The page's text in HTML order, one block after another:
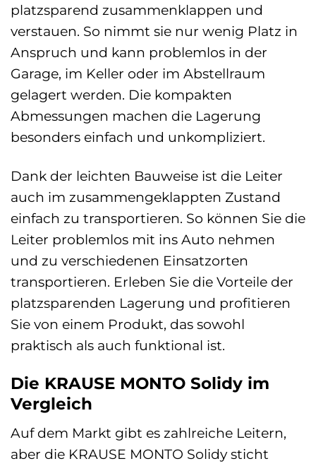
platzsparend zusammenklappen und
verstauen. So nimmt sie nur wenig Platz in
Anspruch und kann problemlos in der
Garage, im Keller oder im Abstellraum
gelagert werden. Die kompakten
Abmessungen machen die Lagerung
besonders einfach und unkompliziert.
Dank der leichten Bauweise ist die Leiter
auch im zusammengeklappten Zustand
einfach zu transportieren. So können Sie die
Leiter problemlos mit ins Auto nehmen
und zu verschiedenen Einsatzorten
transportieren. Erleben Sie die Vorteile der
platzsparenden Lagerung und profitieren
Sie von einem Produkt, das sowohl
praktisch als auch funktional ist.
Die KRAUSE MONTO Solidy im
Vergleich
Auf dem Markt gibt es zahlreiche Leitern,
aber die KRAUSE MONTO Solidy sticht